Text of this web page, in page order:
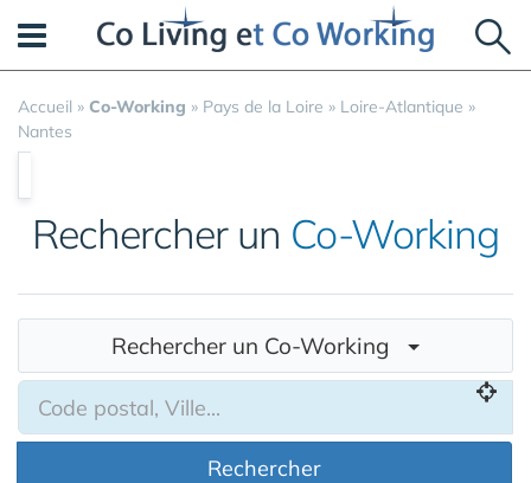
Accueil » Co-Working » Pays de la Loire » Loire-Atlantique »
Nantes
Rechercher un Co-Working
Rechercher un Co-Working
Rechercher
Panneau de gestion des cookies